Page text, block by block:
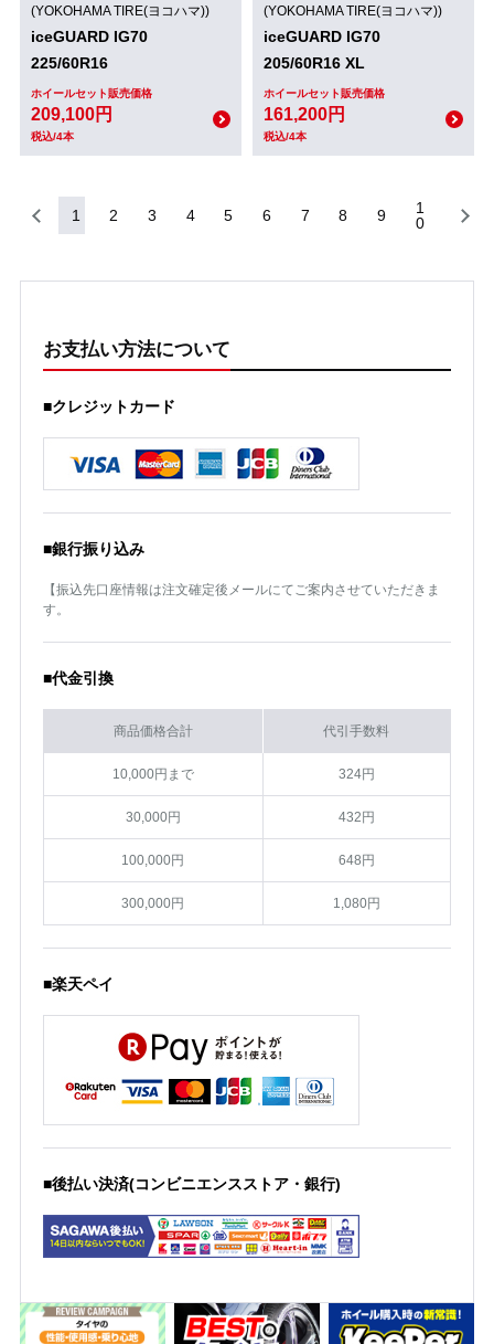
(YOKOHAMA TIRE(ヨコハマ))
iceGUARD IG70
225/60R16
ホイールセット販売価格
209,100円
税込/4本
(YOKOHAMA TIRE(ヨコハマ))
iceGUARD IG70
205/60R16 XL
ホイールセット販売価格
161,200円
税込/4本
1 2 3 4 5 6 7 8 9
1
0
お支払い方法について
■クレジットカード
■銀行振り込み
【振込先口座情報は注文確定後メールにてご案内させていただきま
す。
■代金引換
商品価格合計 代引手数料
10,000円まで 324円
30,000円 432円
100,000円 648円
300,000円 1,080円
■楽天ペイ
■後払い決済(コンビニエンスストア・銀行)